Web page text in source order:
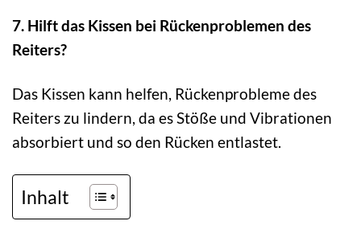
7. Hilft das Kissen bei Rückenproblemen des
Reiters?
Das Kissen kann helfen, Rückenprobleme des
Reiters zu lindern, da es Stöße und Vibrationen
absorbiert und so den Rücken entlastet.
Inhalt